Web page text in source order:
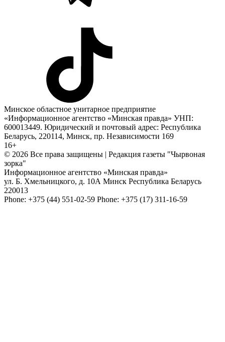
Минское областное унитарное предприятие
«Информационное агентство «Минская правда» УНП:
600013449. Юридический и почтовый адрес: Республика
Беларусь, 220114, Минск, пр. Независимости 169
16+
© 2026 Все права защищены | Редакция газеты "Чырвоная
зорка"
Информационное агентство «Минская правда»
ул. Б. Хмельницкого, д. 10А Минск Республика Беларусь
220013
Phone: +375 (44) 551-02-59 Phone: +375 (17) 311-16-59